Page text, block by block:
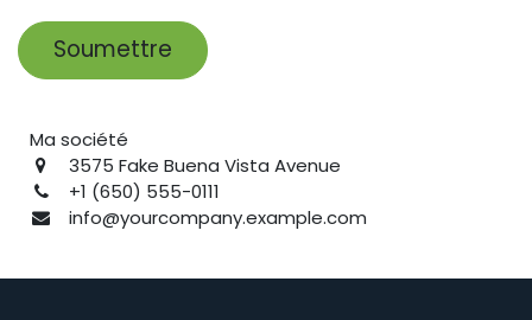
Soumettre
Ma société
3575 Fake Buena Vista Avenue
+1 (650) 555-0111
info@yourcompany.example.com